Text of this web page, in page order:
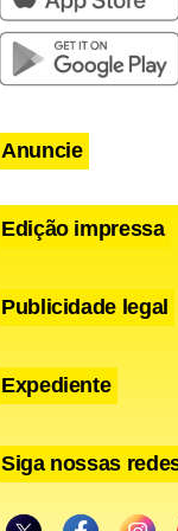
Anuncie
Edição impressa
Publicidade legal
Expediente
Siga nossas